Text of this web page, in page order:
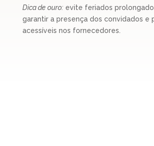
Dica de ouro:evite feriados
garantir a presença dos convidados e
acessíveis nos fornecedores.